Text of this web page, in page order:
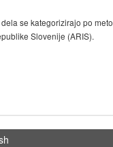
se kategorizirajo po
Slovenije (ARIS).